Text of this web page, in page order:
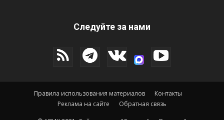
Следуйте за нами
Правила использования материалов
Контакты
Реклама на сайте
Обратная связь